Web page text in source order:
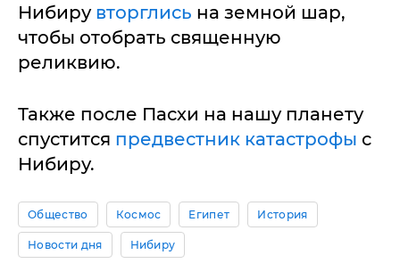
Нибиру вторглись на земной шар,
чтобы отобрать священную
реликвию.
Также после Пасхи на нашу планету
спустится предвестник катастрофы с
Нибиру.
Общество Космос Египет История
Новости дня Нибиру